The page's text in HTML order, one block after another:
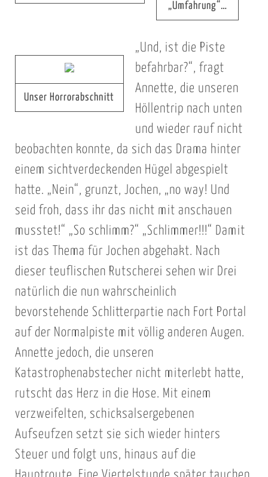
„Umfahrung“…
Unser Horrorabschnitt
„Und, ist die Piste
befahrbar?“, fragt
Annette, die unseren
Höllentrip nach unten
und wieder rauf nicht
beobachten konnte, da sich das Drama hinter
einem sichtverdeckenden Hügel abgespielt
hatte. „Nein“, grunzt, Jochen, „no way! Und
seid froh, dass ihr das nicht mit anschauen
musstet!“ „So schlimm?“ „Schlimmer!!!“ Damit
ist das Thema für Jochen abgehakt. Nach
dieser teuflischen Rutscherei sehen wir Drei
natürlich die nun wahrscheinlich
bevorstehende Schlitterpartie nach Fort Portal
auf der Normalpiste mit völlig anderen Augen.
Annette jedoch, die unseren
Katastrophenabstecher nicht miterlebt hatte,
rutscht das Herz in die Hose. Mit einem
verzweifelten, schicksalsergebenen
Aufseufzen setzt sie sich wieder hinters
Steuer und folgt uns, hinaus auf die